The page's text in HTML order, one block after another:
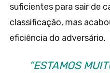
suficientes para sair de
classificação, mas
eficiência do adversário.
“ESTAMOS